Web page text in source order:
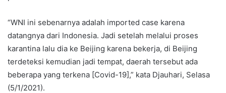
“WNI ini sebenarnya adalah imported case karena
datangnya dari Indonesia. Jadi setelah melalui proses
karantina lalu dia ke Beijing karena bekerja, di Beijing
terdeteksi kemudian jadi tempat, daerah tersebut ada
beberapa yang terkena [Covid-19],” kata Djauhari, Selasa
(5/1/2021).